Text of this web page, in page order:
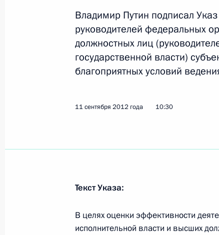
Указ о мерах по защите
российскими юридическими
11 сентября 2012 года, 16:00
Телефонный разговор с
Поздравление Иосифу Кобзону с
Владимир Путин подписал
руководителей федеральных
должностных лиц
государственной власти)
благоприятных условий
11 сентября 2012 года 10:30
Текст Указа:
В целях оценки эффективности
исполнительной власти и высших